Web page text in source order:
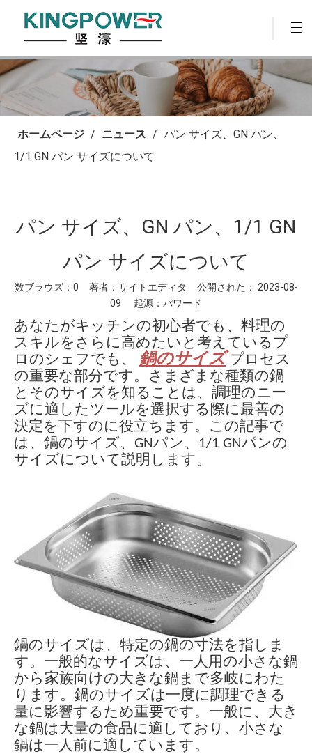
ホームページ / ニュース / パン サイズ、GN パン、
1/1 GN パン サイズについて
パン サイズ、GN パン、1/1 GN
パン サイズについて
数ブラウズ： 0 著者：サイトエディタ 公開された： 2023-08-
09 起源： パワード
あなたがキッチンの初心者でも、料理の
スキルをさらに高めたいと考えているプ
ロのシェフでも、 鍋のサイズ プロセス
の重要な部分です。さまざまな種類の鍋
とそのサイズを知ることは、調理のニー
ズに適したツールを選択する際に最善の
決定を下すのに役立ちます。この記事で
は、鍋のサイズ、GNパン、1/1 GNパンの
サイズについて説明します。
鍋のサイズは、特定の鍋の寸法を指しま
す。一般的なサイズは、一人用の小さな鍋
から家族向けの大きな鍋まで多岐にわた
ります。鍋のサイズは一度に調理できる
量に影響するため重要です。一般に、大き
な鍋は大量の食品に適しており、小さな
鍋は一人前に適しています。